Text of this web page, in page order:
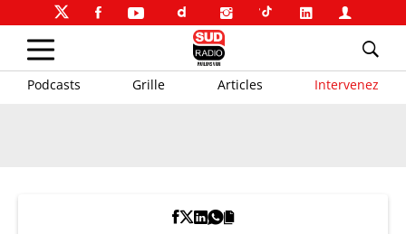
Podcasts Grille Articles Intervenez